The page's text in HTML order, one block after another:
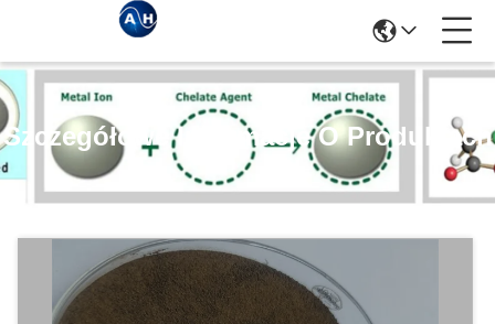
Szczegółowe Informacje O Produktach